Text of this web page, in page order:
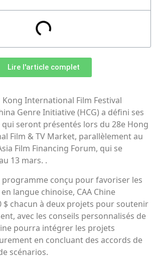
Lire l'article complet
International Film Festival
Genre Initiative (HCG) a défini ses
seront présentés lors du 28e Hong
Film & TV Market, parallèlement au
Film Financing Forum, qui se
13 mars. .
programme conçu pour favoriser les
langue chinoise, CAA Chine
$ chacun à deux projets pour soutenir
avec les conseils personnalisés de
pourra intégrer les projets
en concluant des accords de
scénarios.